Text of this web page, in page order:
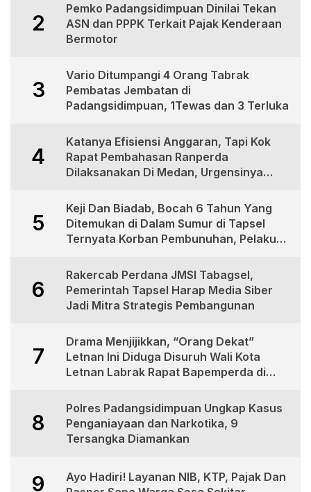
2
Pemko Padangsidimpuan Dinilai Tekan
ASN dan PPPK Terkait Pajak Kenderaan
Bermotor
3
Vario Ditumpangi 4 Orang Tabrak
Pembatas Jembatan di
Padangsidimpuan, 1Tewas dan 3 Terluka
4
Katanya Efisiensi Anggaran, Tapi Kok
Rapat Pembahasan Ranperda
Dilaksanakan Di Medan, Urgensinya
5
Keji Dan Biadab, Bocah 6 Tahun Yang
Ditemukan di Dalam Sumur di Tapsel
Ternyata Korban Pembunuhan, Pelaku
6
Rakercab Perdana JMSI Tabagsel,
Pemerintah Tapsel Harap Media Siber
Jadi Mitra Strategis Pembangunan
7
Drama Menjijikkan, “Orang Dekat”
Letnan Ini Diduga Disuruh Wali Kota
Letnan Labrak Rapat Bapemperda di
8
Polres Padangsidimpuan Ungkap Kasus
Penganiayaan dan Narkotika, 9
Tersangka Diamankan
9
Ayo Hadiri! Layanan NIB, KTP, Pajak Dan